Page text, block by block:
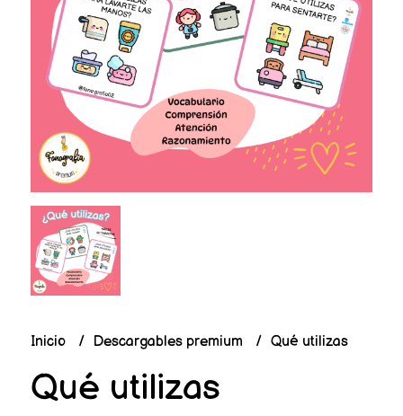
Inicio Descargables premium Qué utilizas
Qué utilizas